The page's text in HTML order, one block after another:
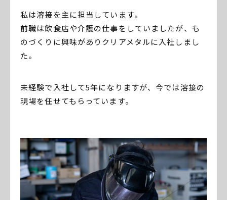
私は溶接を主に担当しています。
前職は飲食店や介護の仕事をしていましたが、も
のづくりに興味がありクリアメタルに入社しまし
た。
未経験で入社して5年になりますが、今では溶接の
現場を任せてもらっています。